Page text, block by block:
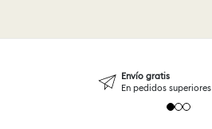
Envío gratis
En pedidos